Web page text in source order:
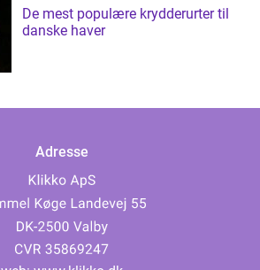
De mest populære krydderurter til
danske haver
Adresse